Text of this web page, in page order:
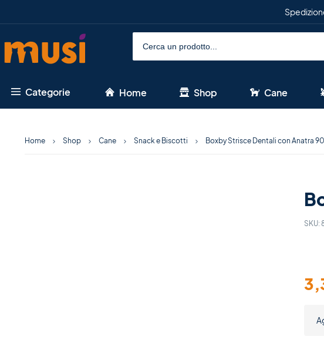
Categorie Home Shop Cane
Home Shop Cane Snack e Biscotti Boxby Strisce Dentali con Anatra
SKU: